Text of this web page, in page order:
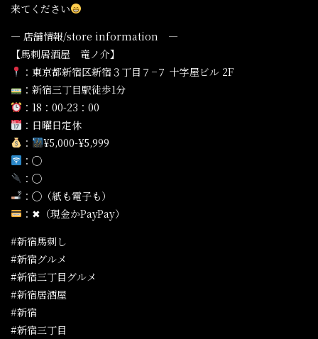
来てください
— 店舗情報/store information —
【馬刺居酒屋 竜ノ介】
：東京都新宿区新宿３丁目７−７ 十字屋ビル 2F
：新宿三丁目駅徒歩1分
：18：00-23：00
：日曜日定休
：
¥5,000-¥5,999
：◯
：◯
：◯（紙も電子も）
：✖︎（現金かPayPay）
#新宿馬刺し
#新宿グルメ
#新宿三丁目グルメ
#新宿居酒屋
#新宿
#新宿三丁目